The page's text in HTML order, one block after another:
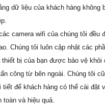
dữ liệu của khách hàng không
camera wifi của chúng tôi
Chúng tôi luôn cập nhật các
thiết bị của bạn được bảo vệ khỏi
công từ bên ngoài. Chúng tôi
tiết để khách hàng có thể cài đặt
toàn và hiệu quả.